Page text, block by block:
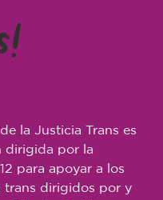
la Justicia Trans es
dirigida por la
para apoyar a los
trans dirigidos por y